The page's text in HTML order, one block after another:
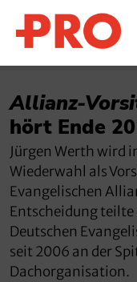
Allianz-
hört Ende
Jürgen Werth wird
Wiederwahl als
Evangelischen
Entscheidung
Deutschen
seit 2006 an der
Dachorganisation.